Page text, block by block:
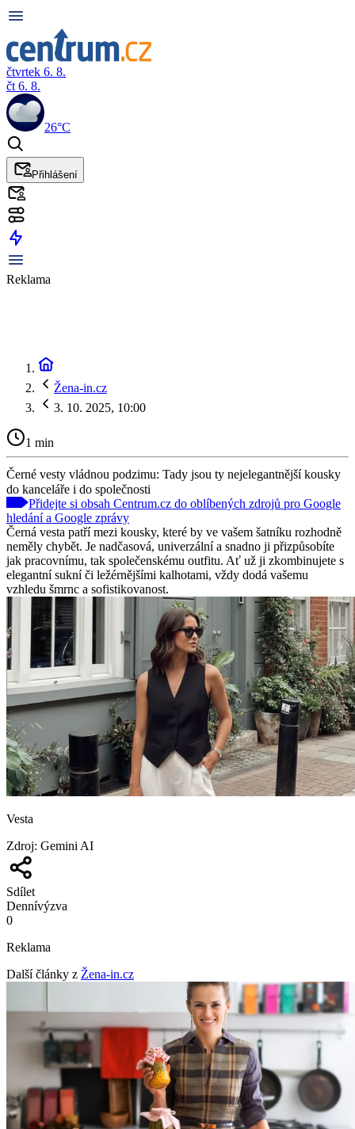
čtvrtek 6. 8.
čt 6. 8.
26°C
Přihlášení
Reklama
Žena-in.cz
3. 10. 2025, 10:00
1 min
Černé vesty vládnou podzimu: Tady jsou ty nejelegantnější kousky
do kanceláře i do společnosti
Přidejte si obsah Centrum.cz do oblíbených zdrojů pro Google
hledání a Google zprávy
Černá vesta patří mezi kousky, které by ve vašem šatníku rozhodně
neměly chybět. Je nadčasová, univerzální a snadno ji přizpůsobíte
jak pracovnímu, tak společenskému outfitu. Ať už ji zkombinujete s
elegantní sukní či ležérnějšími kalhotami, vždy dodá vašemu
vzhledu šmrnc a sofistikovanost.
Vesta
Zdroj: Gemini AI
Sdílet
Dennívýzva
0
Reklama
Další články z Žena-in.cz